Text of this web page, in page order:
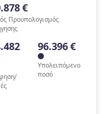
€
Προϋπολογισμός
96.396 €
Υπολειπόμενο
ποσό